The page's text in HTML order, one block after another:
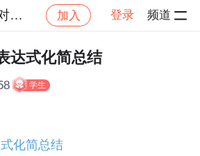
2024年北航面向对象设计与构造 加入 登录 频道
面向对象设计与构造
达式化简总结
学生
化简总结